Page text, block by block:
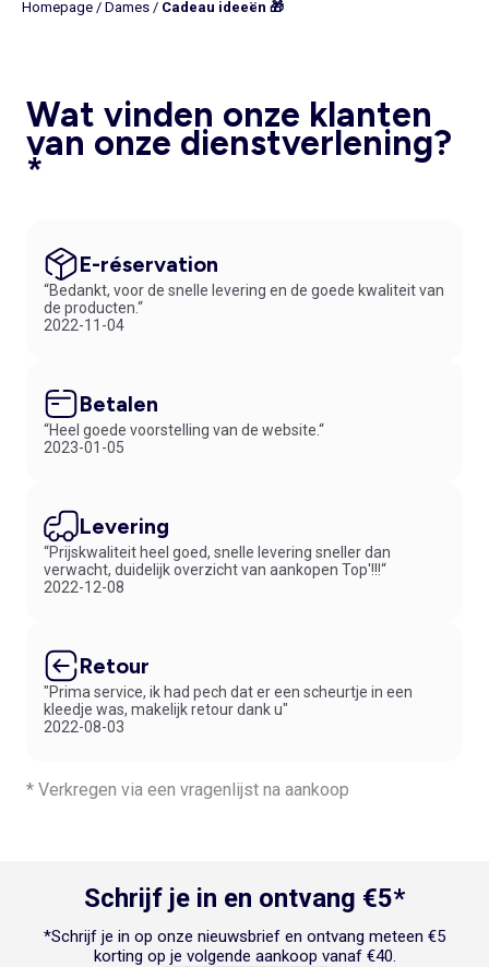
Homepage / Dames / Cadeau ideeën 🎁
Wat vinden onze klanten
van onze dienstverlening?
*
E-réservation
“Bedankt, voor de snelle levering en de goede kwaliteit van
de producten.“
2022-11-04
Betalen
“Heel goede voorstelling van de website.“
2023-01-05
Levering
“Prijskwaliteit heel goed, snelle levering sneller dan
verwacht, duidelijk overzicht van aankopen Top'!!!“
2022-12-08
Retour
"Prima service, ik had pech dat er een scheurtje in een
kleedje was, makelijk retour dank u"
2022-08-03
* Verkregen via een vragenlijst na aankoop
Schrijf je in en ontvang €5*
*Schrijf je in op onze nieuwsbrief en ontvang meteen €5
korting op je volgende aankoop vanaf €40.